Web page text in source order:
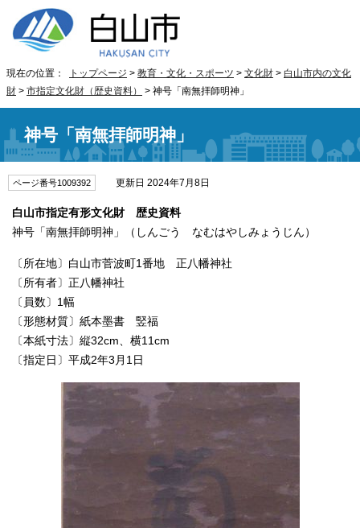
現在の位置： トップページ > 教育・文化・スポーツ > 文化財 > 白山市内の文化
財 > 市指定文化財（歴史資料） > 神号「南無拝師明神」
神号「南無拝師明神」
ページ番号1009392 更新日 2024年7月8日
白山市指定有形文化財 歴史資料
神号「南無拝師明神」（しんごう なむはやしみょうじん）
〔所在地〕白山市菅波町1番地 正八幡神社
〔所有者〕正八幡神社
〔員数〕1幅
〔形態材質〕紙本墨書 竪福
〔本紙寸法〕縦32cm、横11cm
〔指定日〕平成2年3月1日